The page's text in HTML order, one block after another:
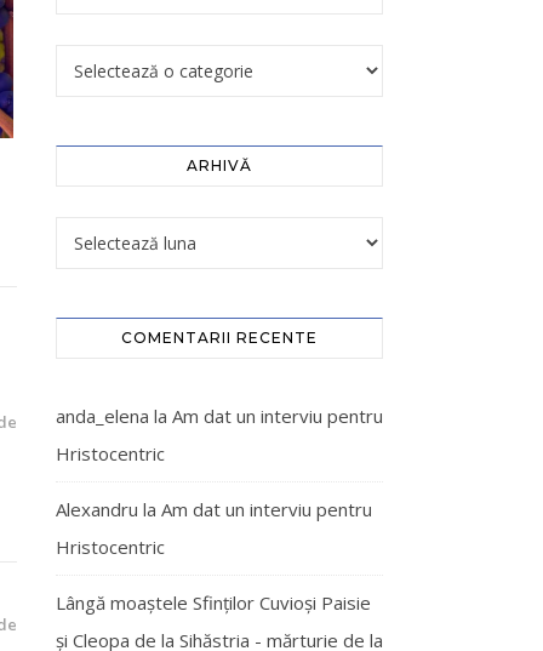
ARHIVĂ
COMENTARII RECENTE
anda_elena la Am dat un interviu pentru
Hristocentric
Alexandru la Am dat un interviu pentru
Hristocentric
Lângă moaștele Sfinților Cuvioși Paisie
și Cleopa de la Sihăstria - mărturie de la